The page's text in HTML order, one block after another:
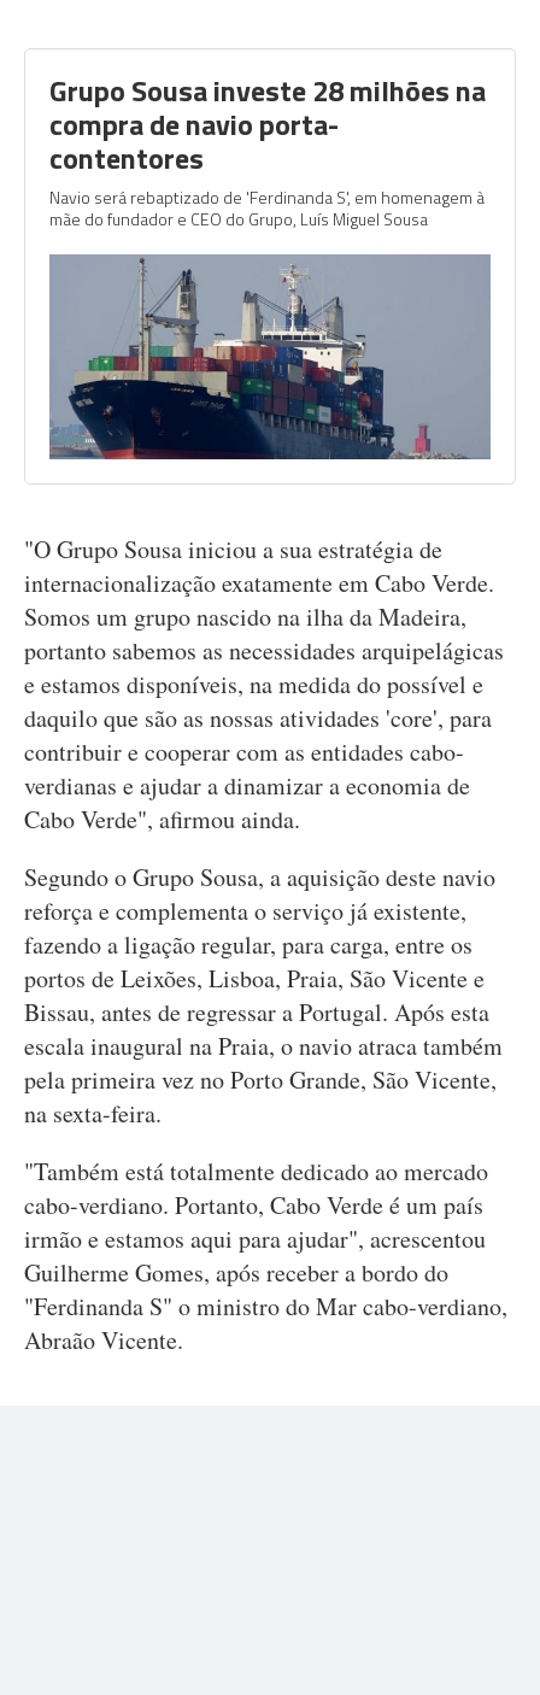
Grupo Sousa investe 28 milhões na
compra de navio porta-
contentores
Navio será rebaptizado de 'Ferdinanda S', em homenagem à
mãe do fundador e CEO do Grupo, Luís Miguel Sousa
"O Grupo Sousa iniciou a sua estratégia de
internacionalização exatamente em Cabo Verde.
Somos um grupo nascido na ilha da Madeira,
portanto sabemos as necessidades arquipelágicas
e estamos disponíveis, na medida do possível e
daquilo que são as nossas atividades 'core', para
contribuir e cooperar com as entidades cabo-
verdianas e ajudar a dinamizar a economia de
Cabo Verde", afirmou ainda.
Segundo o Grupo Sousa, a aquisição deste navio
reforça e complementa o serviço já existente,
fazendo a ligação regular, para carga, entre os
portos de Leixões, Lisboa, Praia, São Vicente e
Bissau, antes de regressar a Portugal. Após esta
escala inaugural na Praia, o navio atraca também
pela primeira vez no Porto Grande, São Vicente,
na sexta-feira.
"Também está totalmente dedicado ao mercado
cabo-verdiano. Portanto, Cabo Verde é um país
irmão e estamos aqui para ajudar", acrescentou
Guilherme Gomes, após receber a bordo do
"Ferdinanda S" o ministro do Mar cabo-verdiano,
Abraão Vicente.